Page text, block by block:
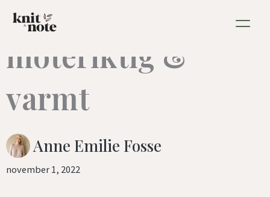
rett
innholdet
sjal og skjerf:
moteriktig &
varmt
Anne Emilie Fosse
november 1, 2022